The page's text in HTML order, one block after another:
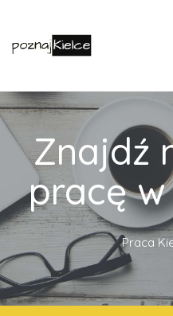
Znajdź
pracę
Praca